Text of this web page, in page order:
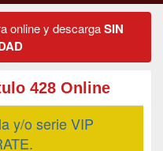
online y descargaSIN
428 Online
y/o serie VIP